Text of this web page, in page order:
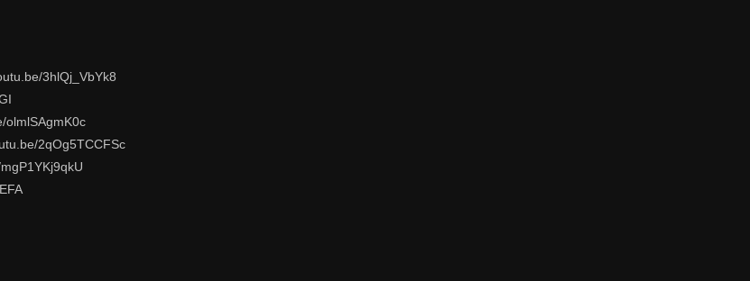
3hlQj_VbYk8
2qOg5TCCFSc